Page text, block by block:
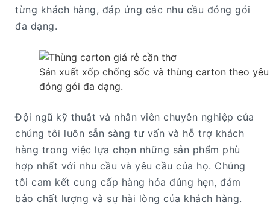
từng khách hàng, đáp ứng các nhu cầu đóng gói
đa dạng.
Sản xuất xốp chống sốc và thùng carton theo
đóng gói đa dạng.
Đội ngũ kỹ thuật và nhân viên chuyên nghiệp của
chúng tôi luôn sẵn sàng tư vấn và hỗ trợ khách
hàng trong việc lựa chọn những sản phẩm phù
hợp nhất với nhu cầu và yêu cầu của họ. Chúng
tôi cam kết cung cấp hàng hóa đúng hẹn, đảm
bảo chất lượng và sự hài lòng của khách hàng.